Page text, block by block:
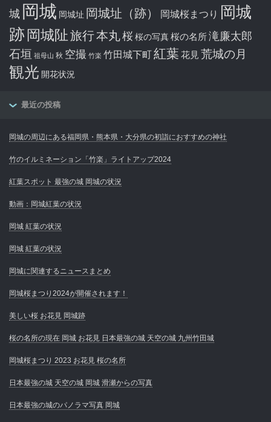
城 岡城 岡城址 岡城址（跡） 岡城桜まつり 岡城
跡 岡城阯旅行本丸桜桜の写真桜の名所滝廉太郎
石垣 祖母山 秋 空撮 竹楽 竹田城下町紅葉 花見 荒城の月
観光 開花状況
最近の投稿
岡城の周辺にある福岡県・熊本県・大分県の初詣におすすめの神社
竹のイルミネーション「竹楽」ライトアップ2024
紅葉スポット 最強の城 岡城の状況
動画：岡城紅葉の状況
岡城 紅葉の状況
岡城 紅葉の状況
岡城に関連するニュースまとめ
岡城桜まつり2024が開催されます！
美しい桜 お花見 岡城跡
桜の名所の現在 岡城 お花見 日本最強の城 天空の城 九州竹田城
岡城桜まつり 2023 お花見 桜の名所
日本最強の城 天空の城 岡城 滑瀬からの写真
日本最強の城のパノラマ写真 岡城